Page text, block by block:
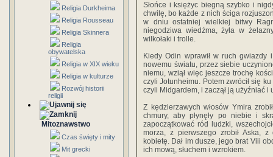
Religia Durkheima
Religia Rousseau
Religia Skinnera
Religia
obywatelska
Religia w XIX wieku
Religia w kulturze
Rozwój historii
religii
Mitoznawstwo
Czas święty i mity
Mit grecki
Słońce i księżyc biegną szybko i
chwilę, bo każde z nich ściga
w dniu ostatniej wielkiej bitwy
niegodziwa wiedźma, żyła w
wilkołaki i trolle.
Kiedy Odin wprawił w ruch gwiazdy
nowemu światu, przez siebie
niemu, wziął więc jeszcze trochę
czyli Jotunheimu. Potem zwrócił się
czyli Midgardem, i zaczął ją użyźniać i
Z kędzierzawych włosów Ymira
chmury, aby płynęły po niebie i
zapoczątkować ród ludzki,
morza, z pierwszego zrobił Aska,
kobietę. Dał im dusze, jego brat Viii
ich mową, słuchem i wzrokiem.